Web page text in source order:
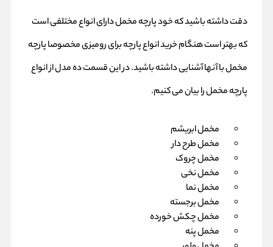
دقت داشته باشید که خود پارچه مخمل دارای انواع مختلفی است
که بهتر است هنگام خرید انواع پارچه برای رومیزی مخصوصا پارچه
مخمل با آنها آشنایی داشته باشید. در این قسمت ده مدل از انواع
پارچه مخمل را بیان می کنیم.
مخمل ابریشم
مخمل طرح دار
مخمل چروک
مخمل نخی
مخمل نما
مخمل برجسته
مخمل چکش خورده
مخمل پنه